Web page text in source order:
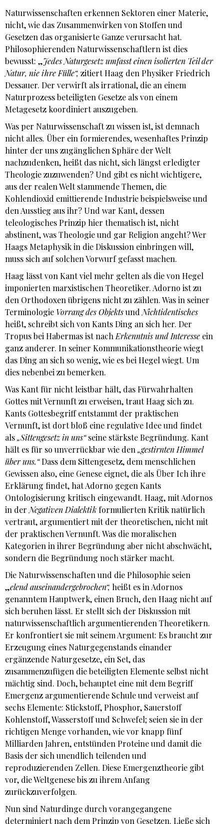
Naturwissenschaften erkennen Sektoren einer Materie,
nicht, wie das Zusammenwirken von Stoffen und
Gesetzen das organisierte Ganze verursacht hat.
Philosophierenden Naturwissenschaftlern ist dies
bewusst: „Jedes Naturgesetz umfasst einen isolierten Teil der
Natur, nie ihre Fülle“, zitiert Haag den Physiker Friedrich
Dessauer. Der verwirft als irrational, die an einem
Naturprozess beteiligten Gesetze als von einem
Metagesetz koordiniert auszugeben.
Was per Naturwissenschaft zu wissen ist, ist demnach
nicht alles. Über ein formierendes, wesenhaftes Prinzip
hinter der uns zugänglichen Sphäre der Welt
nachzudenken, heißt das nicht, sich längst erledigter
Theologie zuzuwenden? Und gibt es nicht wichtigere,
aus der realen Welt stammende Themen, die
Kohlendioxid emittierende Industrie beispielsweise und
den Ausstieg aus ihr? Und war Kant, dessen
teleologisches Prinzip hier thematisch ist, nicht
abstinent, was Theologie und gar Religion angeht? Wer
Haags Metaphysik in die Diskussion einbringen will,
muss sich auf solchen Vorwurf gefasst machen.
Haag lässt von Kant viel mehr gelten als die von Hegel
imponierten marxistischen Theoretiker. Adorno ist zu
den Orthodoxen übrigens nicht zu zählen. Was in seiner
Terminologie Vorrang des ObjektsundNichtidentisches
heißt, schreibt sich von Kants Ding an sich her. Der
Tropus bei Habermas ist nachErkenntnis und Interesse ein
ganz anderer. In seiner Kommunikationstheorie wiegt
das Ding an sich so wenig, wie es bei Hegel wiegt. Um
dies nebenbei zu bemerken.
Was Kant für nicht leistbar hält, das Fürwahrhalten
Gottes mit Vernunft zu erweisen, traut Haag sich zu.
Kants Gottesbegriff entstammt der praktischen
Vernunft, ist dort bloß eine regulative Idee und findet
als„Sittengesetz in uns“seine stärkste Begründung. Kant
hält es für so unverrückbar wie den„gestirnten Himmel
über uns.“Dass dem Sittengesetz, dem menschlichen
Gewissen also, eine Genese eignet, die als Über Ich ihre
Erklärung findet, hat Adorno gegen Kants
Ontologisierung kritisch eingewandt. Haag, mit Adornos
in derNegativen Dialektik formulierten Kritik natürlich
vertraut, argumentiert mit der theoretischen, nicht mit
der praktischen Vernunft. Was die moralischen
Kategorien in ihrer Begründung aber nicht abschwächt,
sondern die Begründung noch stärker macht.
Die Naturwissenschaften und die Philosophie seien
„elend auseinandergebrochen“, heißt es in Adornos
genanntem Hauptwerk, einen Bruch, den Haag nicht auf
sich beruhen lässt. Er stellt sich der Diskussion mit
naturwissenschaftlich argumentierenden Theoretikern.
Er konfrontiert sie mit seinem Argument: Es braucht zur
Erzeugung eines Naturgegenstands einander
ergänzende Naturgesetze, ein Set, das
zusammenzufügen die beteiligten Elemente selbst nicht
mächtig sind. Doch, behauptet eine mit dem Begriff
Emergenz argumentierende Schule und verweist auf
sechs Elemente: Stickstoff, Phosphor, Sauerstoff
Kohlenstoff, Wasserstoff und Schwefel; seien sie in der
richtigen Menge vorhanden, wie vor knapp fünf
Milliarden Jahren, entstünden Proteine und damit die
Basis der sich unendlich teilenden und
reproduzierenden Zellen. Diese Emergenztheorie gibt
vor, die Weltgenese bis zu ihrem Anfang
zurückzuverfolgen.
Nun sind Naturdinge durch vorangegangene
determiniert nach dem Prinzip von Gesetzen. Ließe sich